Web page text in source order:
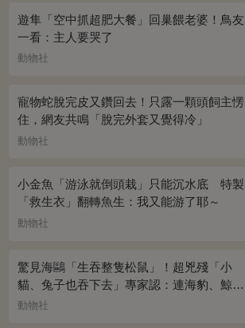
遊隼「空中抓超肥大餐」回巢餵老婆！鳥友
一看：主人要哭了
動物社
寵物蛇脫完皮又鑽回去！只露一顆頭飼主愣
住，網友共鳴「脫完外套又覺得冷」
動物社
小金魚「游泳就倒頭栽」只能沉水底 特製
「救生衣」翻轉魚生：我又能游了耶～
動物社
驚見海鷗「生吞整隻松鼠」！超兇殘「小
貓、兔子也吞下去」專家認：連海豹、鯨魚
都不放過...
動物社